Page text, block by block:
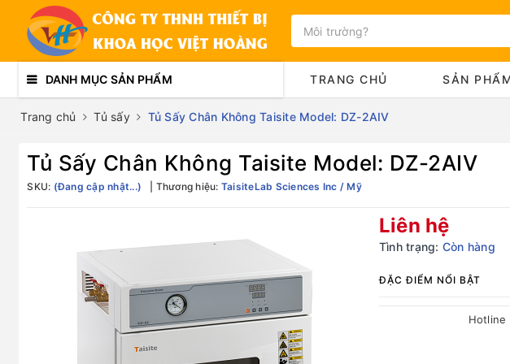
DANH MỤC SẢN PHẨM TRANG CHỦ SẢN
Trang chủ Tủ sấy Tủ Sấy Chân Không Taisite Model: DZ-2AIV
Tủ Sấy Chân Không Taisite Model: DZ-2AIV
SKU: (Đang cập nhật...) Thương hiệu: TaisiteLab Sciences Inc / Mỹ
Liên hệ
Tình trạng: Còn hàng
ĐẶC ĐIỂM NỔI BẬT